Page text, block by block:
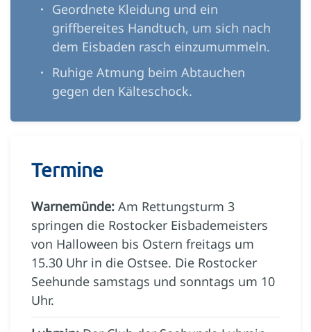
Geordnete Kleidung und ein
griffbereites Handtuch, um sich nach
dem Eisbaden rasch einzumummeln.
Ruhige Atmung beim Abtauchen
gegen den Kälteschock.
Termine
Warnemünde: Am Rettungsturm 3
springen die Rostocker Eisbademeisters
von Halloween bis Ostern freitags um
15.30 Uhr in die Ostsee. Die Rostocker
Seehunde samstags und sonntags um 10
Uhr.